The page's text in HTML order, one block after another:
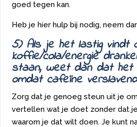
goed tegen kan.
Heb je hier hulp bij nodig, neem
5) Als je het lastig vindt
koffie/cola/energie
staan, weet dan dat het
omdat cafeïne
Zorg dat je genoeg steun uit je
vertellen wat je doet zonder dat
waarom je dat wilt doen. Je kunt